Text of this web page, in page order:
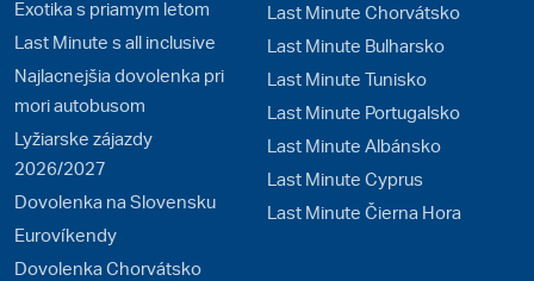
Exotika s priamym letom
Last Minute s all inclusive
Najlacnejšia dovolenka pri
mori autobusom
Lyžiarske zájazdy
2026/2027
Dovolenka na Slovensku
Eurovíkendy
Dovolenka Chorvátsko
Last Minute Chorvátsko
Last Minute Bulharsko
Last Minute Tunisko
Last Minute Portugalsko
Last Minute Albánsko
Last Minute Cyprus
Last Minute Čierna Hora